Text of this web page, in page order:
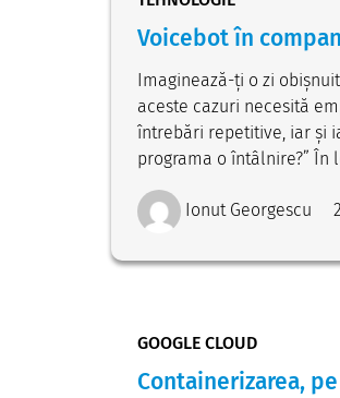
Voicebot în
Imaginează-ți o zi
aceste cazuri necesită
întrebări repetitive, iar și
programa o întâlnire?” În
Ionut Georgescu
GOOGLE CLOUD
Containerizarea,